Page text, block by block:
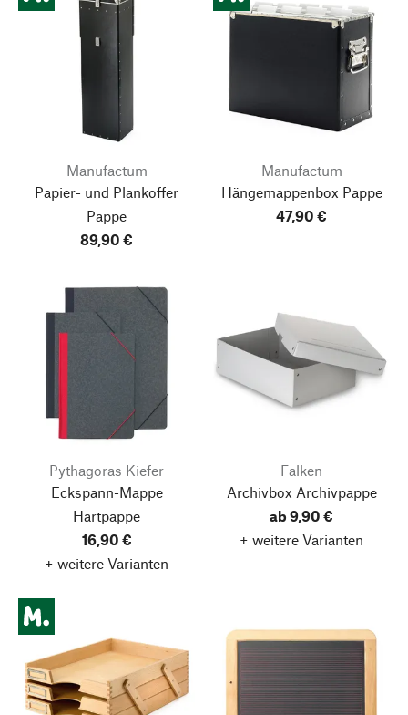
Manufactum
Papier- und Plankoffer
Pappe
89,90 €
Manufactum
Hängemappenbox Pappe
47,90 €
Pythagoras Kiefer
Eckspann-Mappe
Hartpappe
16,90 €
+ weitere Varianten
Falken
Archivbox Archivpappe
ab 9,90 €
+ weitere Varianten